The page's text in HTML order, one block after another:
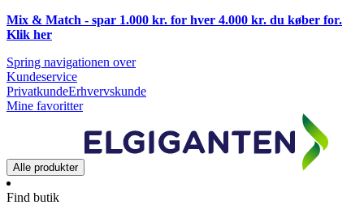
Mix & Match - spar 1.000 kr. for hver 4.000 kr. du køber for.
Klik her
Spring navigationen over
Kundeservice
PrivatkundeErhvervskunde
Mine favoritter
Alle produkter
Find butik